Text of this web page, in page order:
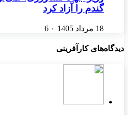
گندم را آزاد کرد
18 مرداد 1405 ۰ 6
دیدگاه‌های کارآفرینی